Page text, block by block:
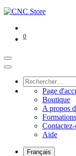
0
Page
Boutique
A propos
Formations
Aide
Français